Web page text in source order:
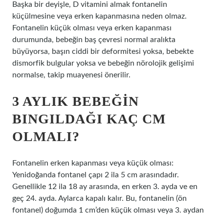
Başka bir deyişle, D vitamini almak fontanelin
küçülmesine veya erken kapanmasına neden olmaz.
Fontanelin küçük olması veya erken kapanması
durumunda, bebeğin baş çevresi normal aralıkta
büyüyorsa, başın ciddi bir deformitesi yoksa, bebekte
dismorfik bulgular yoksa ve bebeğin nörolojik gelişimi
normalse, takip muayenesi önerilir.
3 AYLIK BEBEĞIN
BINGILDAĞI KAÇ CM
OLMALI?
Fontanelin erken kapanması veya küçük olması:
Yenidoğanda fontanel çapı 2 ila 5 cm arasındadır.
Genellikle 12 ila 18 ay arasında, en erken 3. ayda ve en
geç 24. ayda. Aylarca kapalı kalır. Bu, fontanelin (ön
fontanel) doğumda 1 cm’den küçük olması veya 3. aydan